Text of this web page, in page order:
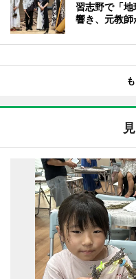
習志野で「
響き、元教師